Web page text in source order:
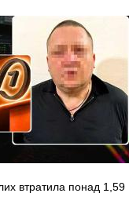
втратила понад 1,59